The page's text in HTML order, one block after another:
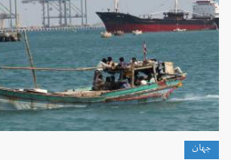
جهان